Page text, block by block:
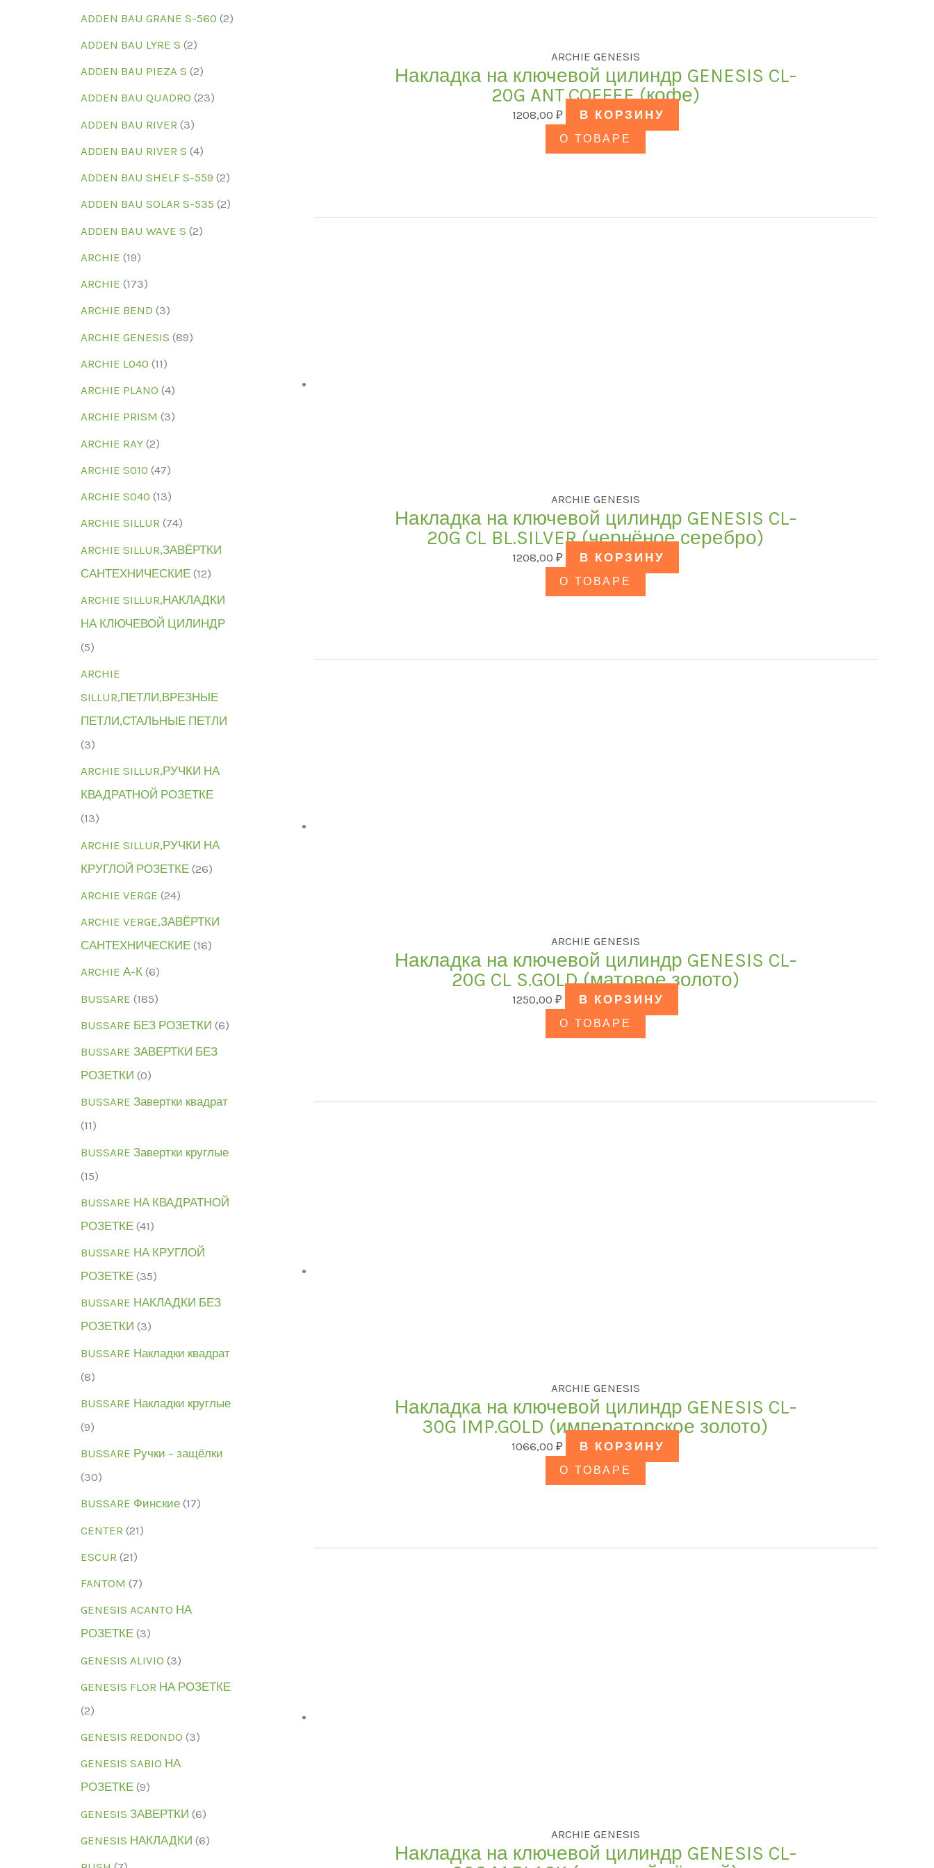
ADDEN BAU GRANE S-560 (2)
ADDEN BAU LYRE S (2)
ADDEN BAU PIEZA S (2)
ADDEN BAU QUADRO (23)
ADDEN BAU RIVER (3)
ADDEN BAU RIVER S (4)
ADDEN BAU SHELF S-559 (2)
ADDEN BAU SOLAR S-535 (2)
ADDEN BAU WAVE S (2)
ARCHIE (19)
ARCHIE (173)
ARCHIE BEND (3)
ARCHIE GENESIS (89)
ARCHIE L040 (11)
ARCHIE PLANO (4)
ARCHIE PRISM (3)
ARCHIE RAY (2)
ARCHIE S010 (47)
ARCHIE S040 (13)
ARCHIE SILLUR (74)
ARCHIE SILLUR,ЗАВЁРТКИ
САНТЕХНИЧЕСКИЕ (12)
ARCHIE SILLUR,НАКЛАДКИ
НА КЛЮЧЕВОЙ ЦИЛИНДР
(5)
ARCHIE
SILLUR,ПЕТЛИ,ВРЕЗНЫЕ
ПЕТЛИ,СТАЛЬНЫЕ ПЕТЛИ
(3)
ARCHIE SILLUR,РУЧКИ НА
КВАДРАТНОЙ РОЗЕТКЕ
(13)
ARCHIE SILLUR,РУЧКИ НА
КРУГЛОЙ РОЗЕТКЕ (26)
ARCHIE VERGE (24)
ARCHIE VERGE,ЗАВЁРТКИ
САНТЕХНИЧЕСКИЕ (16)
ARCHIE А-К (6)
BUSSARE (185)
BUSSARE БЕЗ РОЗЕТКИ (6)
BUSSARE ЗАВЕРТКИ БЕЗ
РОЗЕТКИ (0)
BUSSARE Завертки квадрат
(11)
BUSSARE Завертки круглые
(15)
BUSSARE НА КВАДРАТНОЙ
РОЗЕТКЕ (41)
BUSSARE НА КРУГЛОЙ
РОЗЕТКЕ (35)
BUSSARE НАКЛАДКИ БЕЗ
РОЗЕТКИ (3)
BUSSARE Накладки квадрат
(8)
BUSSARE Накладки круглые
(9)
BUSSARE Ручки – защёлки
(30)
BUSSARE Финские (17)
CENTER (21)
ESCUR (21)
FANTOM (7)
GENESIS ACANTO НА
РОЗЕТКЕ (3)
GENESIS ALIVIO (3)
GENESIS FLOR НА РОЗЕТКЕ
(2)
GENESIS REDONDO (3)
GENESIS SABIO НА
РОЗЕТКЕ (9)
GENESIS ЗАВЕРТКИ (6)
GENESIS НАКЛАДКИ (6)
ARCHIE GENESIS
Накладка на ключевой цилиндр GENESIS CL-
20G ANT.COFFEE (кофе)
1208,00 ₽ В КОРЗИНУ
О ТОВАРЕ
ARCHIE GENESIS
Накладка на ключевой цилиндр GENESIS CL-
20G CL BL.SILVER (чернёное серебро)
1208,00 ₽ В КОРЗИНУ
О ТОВАРЕ
ARCHIE GENESIS
Накладка на ключевой цилиндр GENESIS CL-
20G CL S.GOLD (матовое золото)
1250,00₽ В КОРЗИНУ
О ТОВАРЕ
ARCHIE GENESIS
Накладка на ключевой цилиндр GENESIS CL-
30G IMP.GOLD (императорское золото)
1066,00₽ В КОРЗИНУ
О ТОВАРЕ
ARCHIE GENESIS
Накладка на ключевой цилиндр GENESIS CL-